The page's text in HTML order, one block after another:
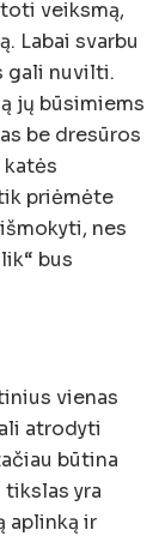
veiksmą,
Labai svarbu
gali nuvilti.
jų būsimiems
be dresūros
priėmėte
nes
bus
vienas
atrodyti
būtina
yra
aplinką ir